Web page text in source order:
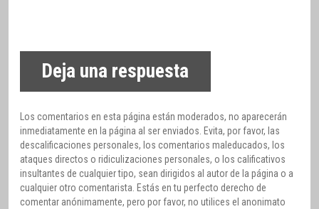
Deja una respuesta
Los comentarios en esta página están moderados, no aparecerán
inmediatamente en la página al ser enviados. Evita, por favor, las
descalificaciones personales, los comentarios maleducados, los
ataques directos o ridiculizaciones personales, o los calificativos
insultantes de cualquier tipo, sean dirigidos al autor de la página o a
cualquier otro comentarista. Estás en tu perfecto derecho de
comentar anónimamente, pero por favor, no utilices el anonimato